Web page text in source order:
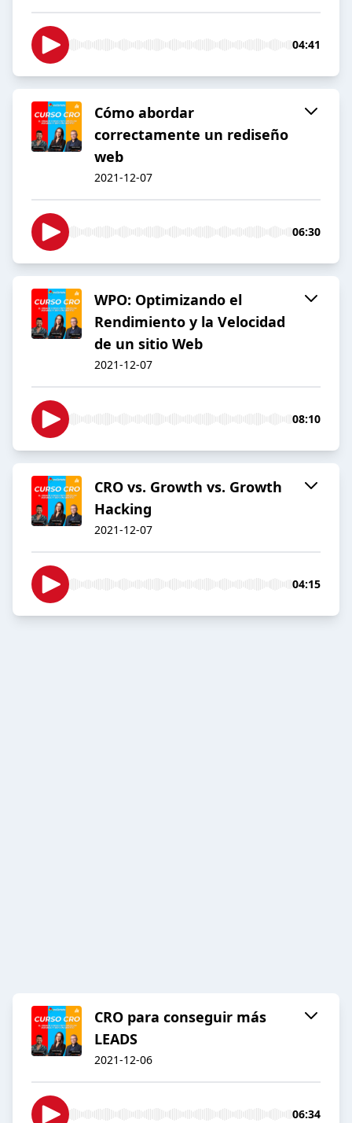
04:41
Cómo abordar
correctamente un rediseño
web
2021-12-07
06:30
WPO: Optimizando el
Rendimiento y la Velocidad
de un sitio Web
2021-12-07
08:10
CRO vs. Growth vs. Growth
Hacking
2021-12-07
04:15
CRO para conseguir más
LEADS
2021-12-06
06:34